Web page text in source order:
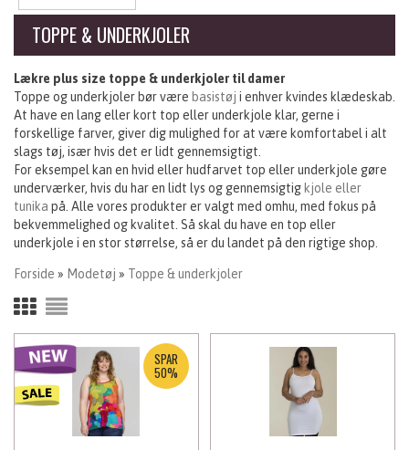
TOPPE & UNDERKJOLER
Lækre plus size toppe & underkjoler til damer
Toppe og underkjoler bør være basistøj i enhver kvindes klædeskab.
At have en lang eller kort top eller underkjole klar, gerne i
forskellige farver, giver dig mulighed for at være komfortabel i alt
slags tøj, især hvis det er lidt gennemsigtigt.
For eksempel kan en hvid eller hudfarvet top eller underkjole gøre
underværker, hvis du har en lidt lys og gennemsigtig kjole eller
tunika på. Alle vores produkter er valgt med omhu, med fokus på
bekvemmelighed og kvalitet. Så skal du have en top eller
underkjole i en stor størrelse, så er du landet på den rigtige shop.
Forside » Modetøj » Toppe & underkjoler
SPAR
50%